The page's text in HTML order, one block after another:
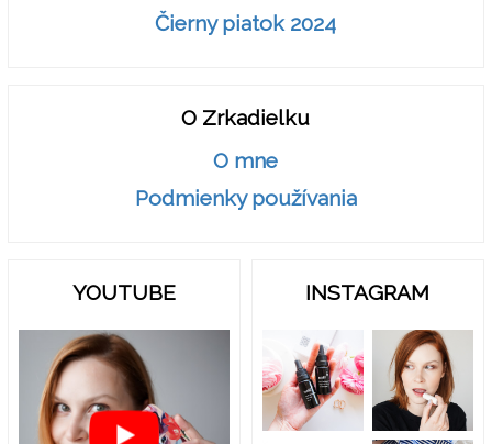
Čierny piatok 2024
O Zrkadielku
O mne
Podmienky používania
YOUTUBE INSTAGRAM